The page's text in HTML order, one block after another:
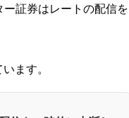
証券はレートの配信を
ます。